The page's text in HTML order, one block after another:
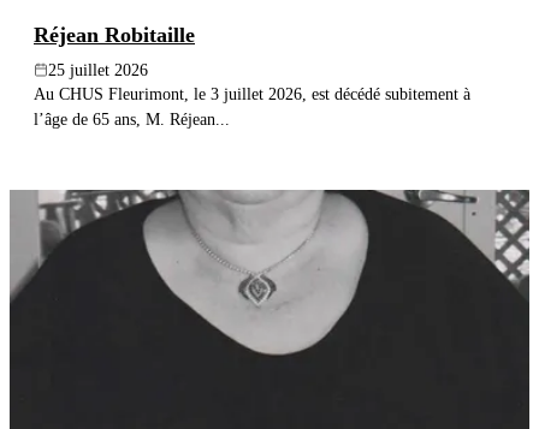
Réjean Robitaille
25 juillet 2026
Au CHUS Fleurimont, le 3 juillet 2026, est décédé subitement à
l’âge de 65 ans, M. Réjean...